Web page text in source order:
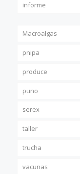
informe
Macroalgas
pnipa
produce
puno
serex
taller
trucha
vacunas